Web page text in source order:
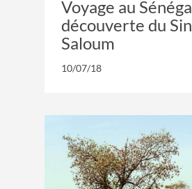
Voyage au
découverte du
Saloum
10/07/18